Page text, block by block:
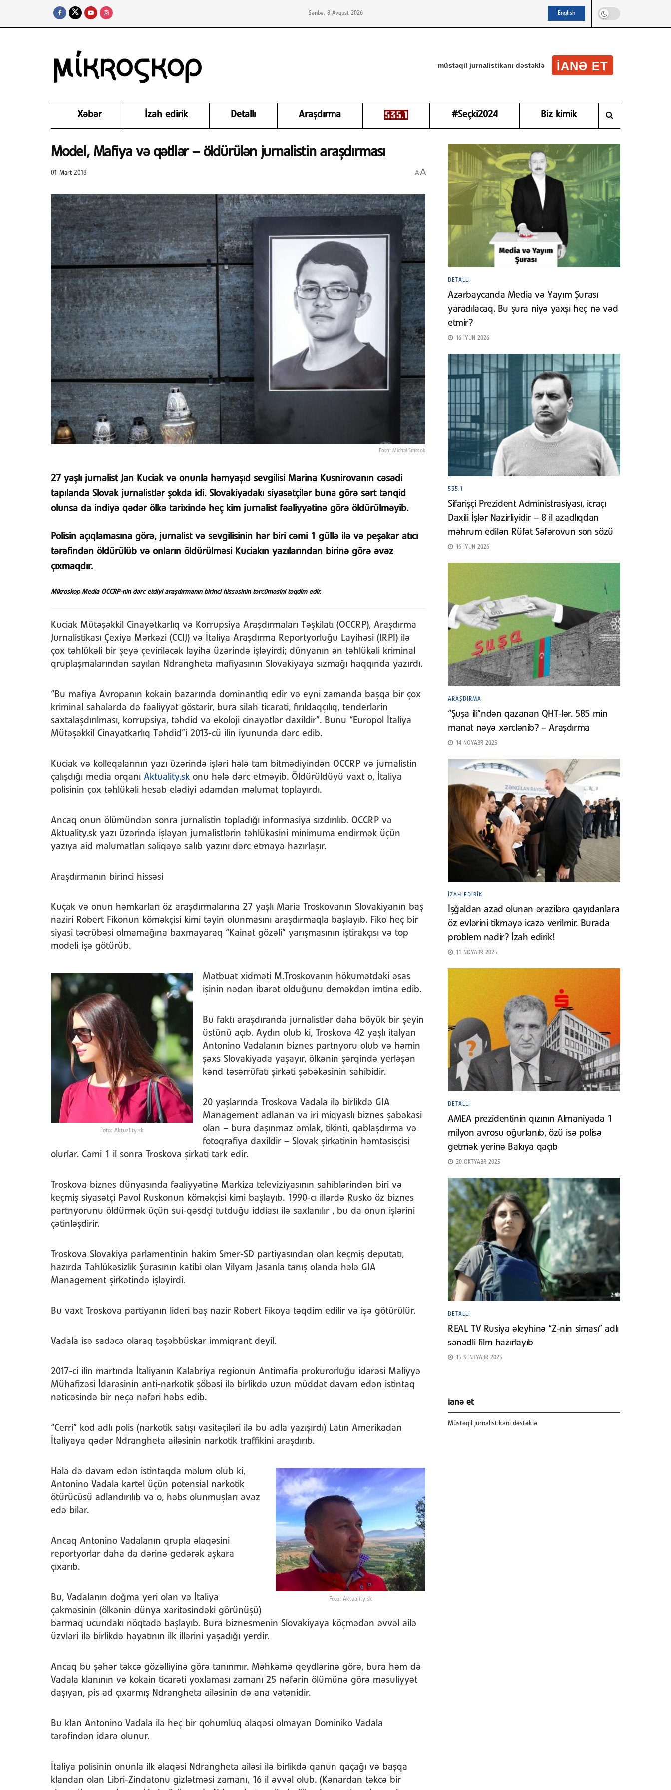
Şənbə, 8 Avqust 2026 English
müstəqil jurnalistikanı dəstəklə IANƏ ET
Xəbər İzah edirik Detallı Araşdırma #Seçki2024 Biz kimik
Model, Mafiya və qətllər – öldürülən jurnalistin araşdırması
01 Mart 2018 AA
Foto: Michal Smrcok
27 yaşlı jurnalist Jan Kuciak və onunla həmyaşıd sevgilisi Marina Kusnirovanın cəsədi
tapılanda Slovak jurnalistlər şokda idi. Slovakiyadakı siyasətçilər buna görə sərt tənqid
olunsa da indiyə qədər ölkə tarixində heç kim jurnalist fəaliyyətinə görə öldürülməyib.
Polisin açıqlamasına görə, jurnalist və sevgilisinin hər biri cəmi 1 güllə ilə və peşəkar atıcı
tərəfindən öldürülüb və onların öldürülməsi Kuciakın yazılarından birinə görə əvəz
çıxmaqdır.
Mikroskop Media OCCRP-nin dərc etdiyi araşdırmanın birinci hissəsinin tərcüməsini təqdim edir.
Kuciak Mütəşəkkil Cinayətkarlıq və Korrupsiya Araşdırmaları Təşkilatı (OCCRP), Araşdırma
Jurnalistikası Çexiya Mərkəzi (CCIJ) və İtaliya Araşdırma Reportyorluğu Layihəsi (IRPI) ilə
çox təhlükəli bir şeyə çeviriləcək layihə üzərində işləyirdi; dünyanın ən təhlükəli kriminal
qruplaşmalarından sayılan Ndrangheta mafiyasının Slovakiyaya sızmağı haqqında yazırdı.
“Bu mafiya Avropanın kokain bazarında dominantlıq edir və eyni zamanda başqa bir çox
kriminal sahələrdə də fəaliyyət göstərir, bura silah ticarəti, fırıldaqçılıq, tenderlərin
saxtalaşdırılması, korrupsiya, təhdid və ekoloji cinayətlər daxildir”. Bunu “Europol İtaliya
Mütəşəkkil Cinayətkarlıq Təhdid”i 2013-cü ilin iyununda dərc edib.
Kuciak və kolleqalarının yazı üzərində işləri hələ tam bitmədiyindən OCCRP və jurnalistin
çalışdığı media orqanı Aktuality.sk onu hələ dərc etməyib. Öldürüldüyü vaxt o, İtaliya
polisinin çox təhlükəli hesab elədiyi adamdan məlumat toplayırdı.
Ancaq onun ölümündən sonra jurnalistin topladığı informasiya sızdırılıb. OCCRP və
Aktuality.sk yazı üzərində işləyən jurnalistlərin təhlükəsini minimuma endirmək üçün
yazıya aid məlumatları səliqəyə salıb yazını dərc etməyə hazırlaşır.
Araşdırmanın birinci hissəsi
Kuçak və onun həmkarları öz araşdırmalarına 27 yaşlı Maria Troskovanın Slovakiyanın baş
naziri Robert Fikonun köməkçisi kimi təyin olunmasını araşdırmaqla başlayıb. Fiko heç bir
siyasi təcrübəsi olmamağına baxmayaraq “Kainat gözəli” yarışmasının iştirakçısı və top
modeli işə götürüb.
Foto: Aktuality.sk
Mətbuat xidməti M.Troskovanın hökumətdəki əsas
işinin nədən ibarət olduğunu deməkdən imtina edib.
Bu faktı araşdıranda jurnalistlər daha böyük bir şeyin
üstünü açıb. Aydın olub ki, Troskova 42 yaşlı italyan
Antonino Vadalanın biznes partnyoru olub və həmin
şəxs Slovakiyada yaşayır, ölkənin şərqində yerləşən
kənd təsərrüfatı şirkəti şəbəkəsinin sahibidir.
20 yaşlarında Troskova Vadala ilə birlikdə GIA
Management adlanan və iri miqyaslı biznes şəbəkəsi
olan – bura daşınmaz əmlak, tikinti, qablaşdırma və
fotoqrafiya daxildir – Slovak şirkətinin həmtəsisçisi
olurlar. Cəmi 1 il sonra Troskova şirkəti tərk edir.
Troskova biznes dünyasında fəaliyyətinə Markiza televiziyasının sahiblərindən biri və
keçmiş siyasətçi Pavol Ruskonun köməkçisi kimi başlayıb. 1990-cı illərdə Rusko öz biznes
partnyorunu öldürmək üçün sui-qəsdçi tutduğu iddiası ilə saxlanılır , bu da onun işlərini
çətinləşdirir.
Troskova Slovakiya parlamentinin hakim Smer-SD partiyasından olan keçmiş deputatı,
hazırda Təhlükəsizlik Şurasının katibi olan Vilyam Jasanla tanış olanda hələ GIA
Management şirkətində işləyirdi.
Bu vaxt Troskova partiyanın lideri baş nazir Robert Fikoya təqdim edilir və işə götürülür.
Vadala isə sadəcə olaraq təşəbbüskar immiqrant deyil.
2017-ci ilin martında İtaliyanın Kalabriya regionun Antimafia prokurorluğu idarəsi Maliyyə
Mühafizəsi İdarəsinin anti-narkotik şöbəsi ilə birlikdə uzun müddət davam edən istintaq
nəticəsində bir neçə nəfəri həbs edib.
“Cerri” kod adlı polis (narkotik satışı vasitəçiləri ilə bu adla yazışırdı) Latın Amerikadan
İtaliyaya qədər Ndrangheta ailəsinin narkotik traffikini araşdırıb.
Foto: Aktuality.sk
Hələ də davam edən istintaqda məlum olub ki,
Antonino Vadala kartel üçün potensial narkotik
ötürücüsü adlandırılıb və o, həbs olunmuşları əvəz
edə bilər.
Ancaq Antonino Vadalanın qrupla əlaqəsini
reportyorlar daha da dərinə gedərək aşkara
çıxarıb.
Bu, Vadalanın doğma yeri olan və İtaliya
çəkməsinin (ölkənin dünya xəritəsindəki görünüşü)
barmaq ucundakı nöqtədə başlayıb. Bura biznesmenin Slovakiyaya köçmədən əvvəl ailə
üzvləri ilə birlikdə həyatının ilk illərini yaşadığı yerdir.
Ancaq bu şəhər təkcə gözəlliyinə görə tanınmır. Məhkəmə qeydlərinə görə, bura həm də
Vadala klanının və kokain ticarəti yoxlaması zamanı 25 nəfərin ölümünə görə məsuliyyət
daşıyan, pis ad çıxarmış Ndrangheta ailəsinin də ana vətənidir.
Bu klan Antonino Vadala ilə heç bir qohumluq əlaqəsi olmayan Dominiko Vadala
tərəfindən idarə olunur.
İtaliya polisinin onunla ilk əlaqəsi Ndrangheta ailəsi ilə birlikdə qanun qaçağı və başqa
klandan olan Libri-Zindatonu gizlətməsi zamanı, 16 il əvvəl olub. (Kənardan təkcə bir
DETALLI
Azərbaycanda Media və Yayım Şurası
yaradılacaq. Bu şura niyə yaxşı heç nə vəd
etmir?
16 İYUN 2026
535.1
Sifarişçi Prezident Administrasiyası, icraçı
Daxili İşlər Nazirliyidir – 8 il azadlıqdan
məhrum edilən Rüfət Səfərovun son sözü
16 İYUN 2026
ARAŞDIRMA
“Şuşa ili”ndən qazanan QHT-lər. 585 min
manat nəyə xərclənib? – Araşdırma
14 NOYABR 2025
İZAH EDIRIK
İşğaldan azad olunan ərazilərə qayıdanlara
öz evlərini tikməyə icazə verilmir. Burada
problem nədir? İzah edirik!
11 NOYABR 2025
DETALLI
AMEA prezidentinin qızının Almaniyada 1
milyon avrosu oğurlanıb, özü isə polisə
getmək yerinə Bakıya qaçıb
20 OKTYABR 2025
DETALLI
REAL TV Rusiya əleyhinə “Z-nin siması” adlı
sənədli film hazırlayıb
15 SENTYABR 2025
ianə et
Müstəqil jurnalistikanı dəstəklə